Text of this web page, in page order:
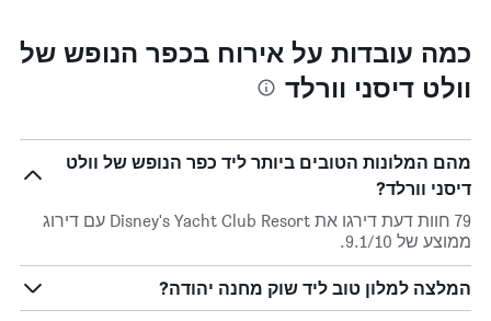
כמה עובדות על אירוח בכפר הנופש של
וולט דיסני וורלד
מהם המלונות הטובים ביותר ליד כפר הנופש של וולט
דיסני וורלד?
79 חוות דעת דירגו את Disney's Yacht Club Resort עם דירוג
ממוצע של 9.1/10.
המלצה למלון טוב ליד שוק מחנה יהודה?